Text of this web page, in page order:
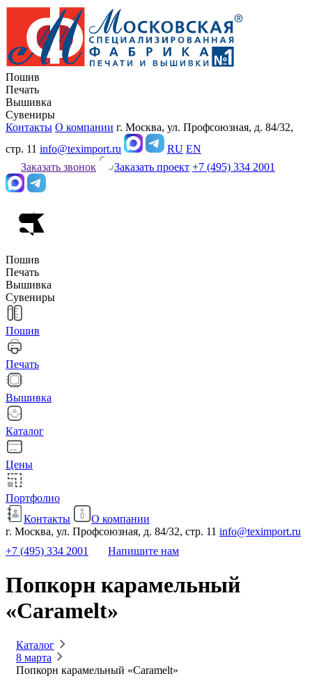
Пошив
Печать
Вышивка
Сувениры
Контакты О компании г. Москва, ул. Профсоюзная, д. 84/32,
стр. 11 info@teximport.ru RU EN
Заказать звонок
Заказать проект +7 (495) 334 2001
Пошив
Печать
Вышивка
Сувениры
Пошив
Печать
Вышивка
Каталог
Цены
Портфолио
Контакты
О компании
г. Москва, ул. Профсоюзная, д. 84/32, стр. 11 info@teximport.ru
+7 (495) 334 2001
Напишите нам
Попкорн карамельный
«Caramelt»
Каталог
8 марта
Попкорн карамельный «Caramelt»